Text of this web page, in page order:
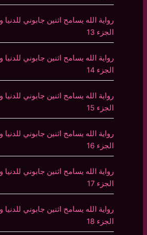
رواية الله يسامح اثنين جابوني
الجزء 13
رواية الله يسامح اثنين جابوني
الجزء 14
رواية الله يسامح اثنين جابوني
الجزء 15
رواية الله يسامح اثنين جابوني
الجزء 16
رواية الله يسامح اثنين جابوني
الجزء 17
رواية الله يسامح اثنين جابوني
الجزء 18